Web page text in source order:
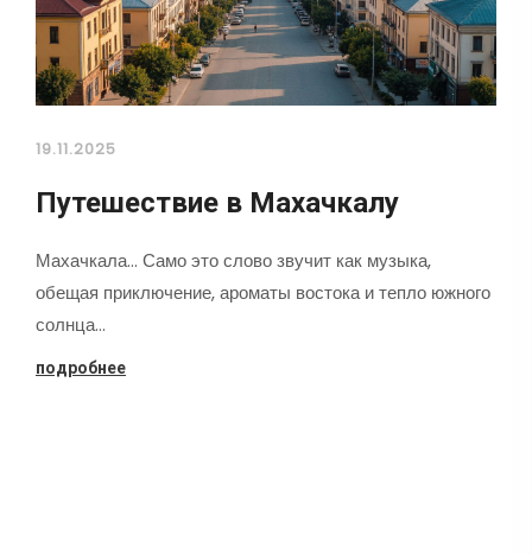
19.11.2025
Путешествие в Махачкалу
Махачкала... Само это слово звучит как музыка,
обещая приключение, ароматы востока и тепло южного
солнца…
подробнее